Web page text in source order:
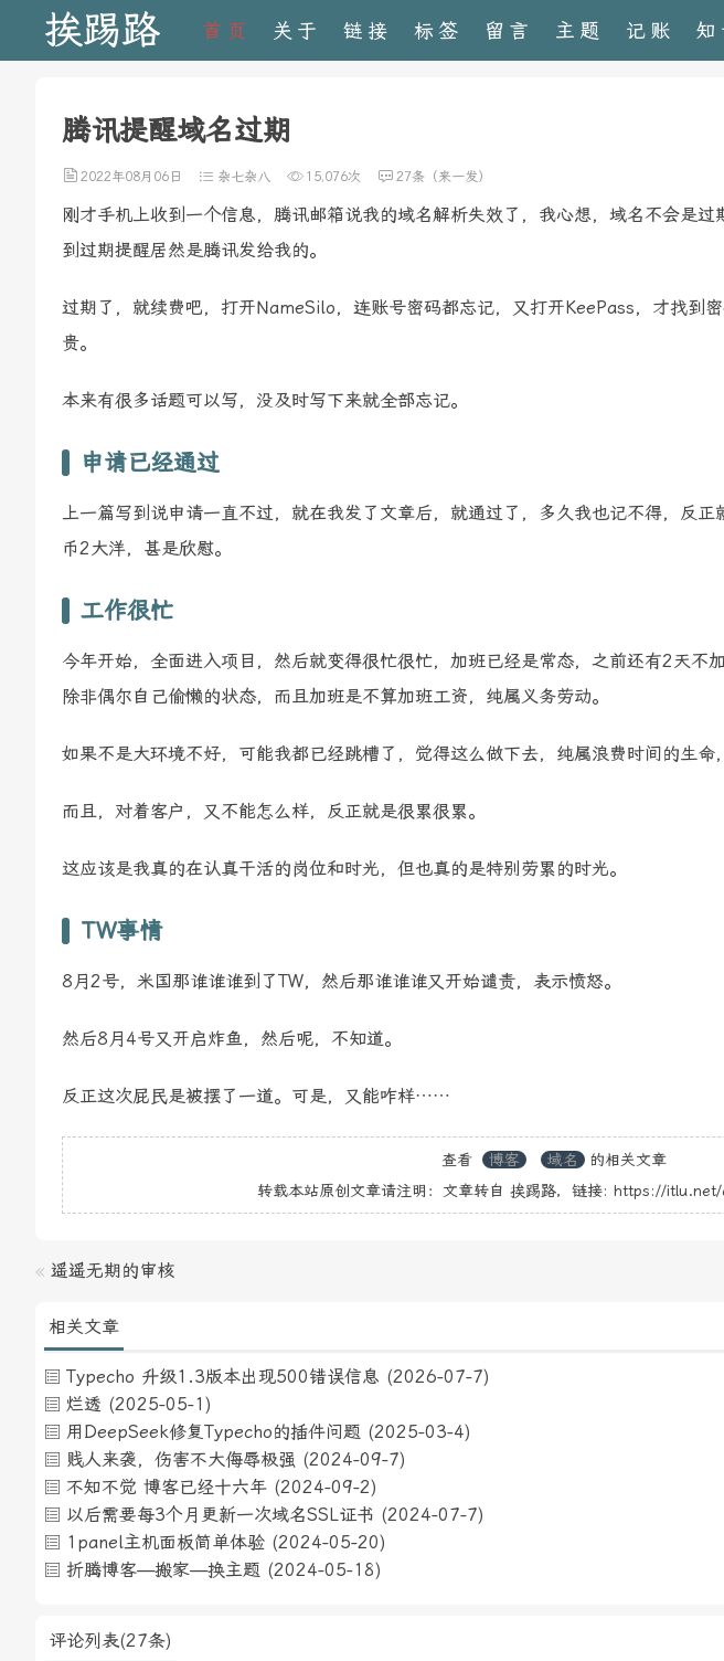
挨踢路 首页 关于 链接 标签 留言 主题 记账 知
腾讯提醒域名过期
2022年08月06日 杂七杂八 15,076次 27条（来一发）
刚才手机上收到一个信息，腾讯邮箱说我的域名解析失效了，我心想，域名不会是
到过期提醒居然是腾讯发给我的。
过期了，就续费吧，打开NameSilo，连账号密码都忘记，又打开KeePass，才找到
贵。
本来有很多话题可以写，没及时写下来就全部忘记。
申请已经通过
上一篇写到说申请一直不过，就在我发了文章后，就通过了，多久我也记不得，反
币2大洋，甚是欣慰。
工作很忙
今年开始，全面进入项目，然后就变得很忙很忙，加班已经是常态，之前还有2天不
除非偶尔自己偷懒的状态，而且加班是不算加班工资，纯属义务劳动。
如果不是大环境不好，可能我都已经跳槽了，觉得这么做下去，纯属浪费时间的生命
而且，对着客户，又不能怎么样，反正就是很累很累。
这应该是我真的在认真干活的岗位和时光，但也真的是特别劳累的时光。
TW事情
8月2号，米国那谁谁谁到了TW，然后那谁谁谁又开始谴责，表示愤怒。
然后8月4号又开启炸鱼，然后呢，不知道。
反正这次屁民是被摆了一道。可是，又能咋样……
查看 博客 域名
的相关文章
转载本站原创文章请注明：文章转自 挨踢路，链接: https://itlu.net/
« 遥遥无期的审核
相关文章
Typecho 升级1.3版本出现500错误信息 (2026-07-7)
烂透 (2025-05-1)
用DeepSeek修复Typecho的插件问题 (2025-03-4)
贱人来袭，伤害不大侮辱极强 (2024-09-7)
不知不觉 博客已经十六年 (2024-09-2)
以后需要每3个月更新一次域名SSL证书 (2024-07-7)
1panel主机面板简单体验 (2024-05-20)
折腾博客—搬家—换主题 (2024-05-18)
评论列表(27条)